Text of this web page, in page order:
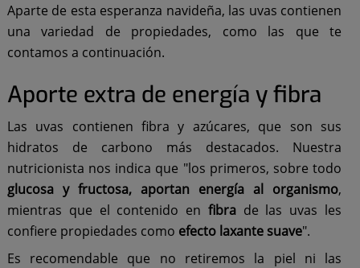
Aparte de esta esperanza navideña, las uvas contienen
una variedad de propiedades, como las que te
contamos a continuación.
Aporte extra de energía y fibra
Las uvas contienen fibra y azúcares, que son sus
hidratos de carbono más destacados. Nuestra
nutricionista nos indica que "los primeros, sobre todo
glucosa y fructosa, aportan energía al organismo,
mientras que el contenido en fibrade las uvas les
confiere propiedades como efecto laxante suave".
Es recomendable que no retiremos la piel ni las